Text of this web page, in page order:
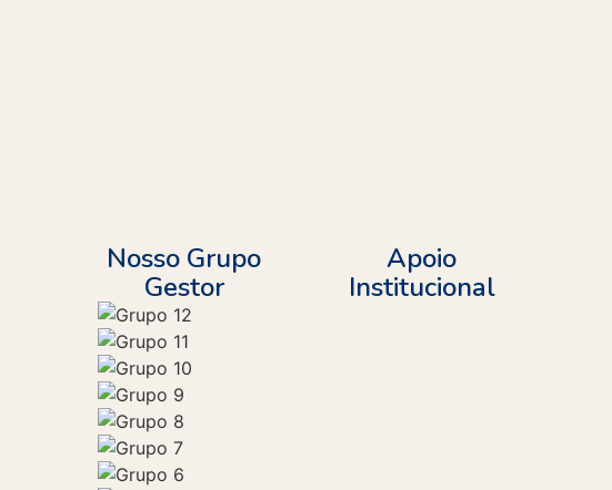
Nosso Grupo
Gestor
Apoio
Institucional